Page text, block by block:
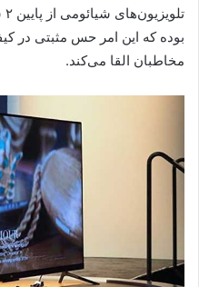
بوده که این امر حس مثبتی در
مخاطبان القا می‌کند.